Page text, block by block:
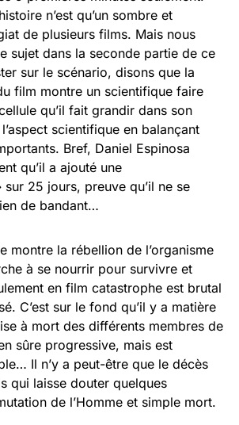
n’est qu’un sombre et
de plusieurs films. Mais nous
sujet dans la seconde partie de ce
sur le scénario, disons que la
film montre un scientifique faire
qu’il fait grandir dans son
scientifique en balançant
Bref, Daniel Espinosa
qu’il a ajouté une
sur 25 jours, preuve qu’il ne se
de bandant…
montre la rébellion de l’organisme
à se nourrir pour survivre et
en film catastrophe est brutal
C’est sur le fond qu’il y a matière
à mort des différents membres de
sûre progressive, mais est
Il n’y a peut-être que le décès
qui laisse douter quelques
de l’Homme et simple mort.